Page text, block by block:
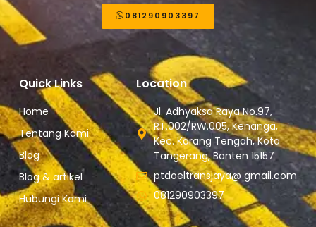
081290903397
Quick Links
Home
Tentang Kami
Blog
Blog & artikel
Hubungi Kami
Location
Jl. Adhyaksa Raya No.97,
RT.002/RW.005, Kenanga,
Kec. Karang Tengah, Kota
Tangerang, Banten 15157
ptdoeltransjaya@ gmail.com
081290903397